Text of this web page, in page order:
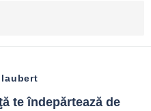
te îndepărtează de